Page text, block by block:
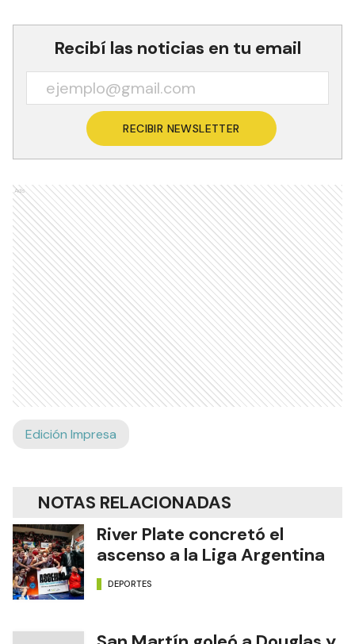
Recibí las noticias en tu email
RECIBIR NEWSLETTER
Ads
Edición Impresa
NOTAS RELACIONADAS
River Plate concretó el
ascenso a la Liga Argentina
DEPORTES